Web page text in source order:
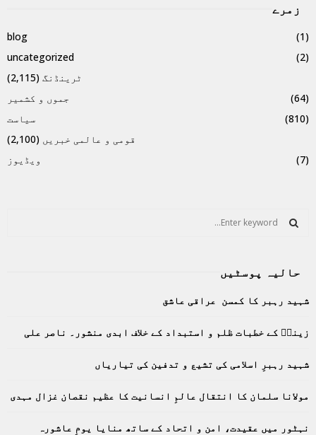
زمرے
blog
(1)
uncategorized
(2)
ٹرینڈنگ (2,115)
جموں و کشمیر
(64)
سیاست
(810)
قومی و عالمی خبریں (2,100)
ویڈیوز
(7)
f
r
E
A
R
C
H
حالیہ پوسٹیں
شہید رہبر کا کمسن عراقی عاشق
زینبؑ کے خطبات ظلم و استبداد کے خلاف ابدی منشور۔ ناصر علی
شہید رہبرِ اسلامی کی تشیع و تدفین کی تیاریاں
مولانا سلمان کا انتقال عالمِ انسانیت کا عظیم نقصان غزال مہدی
نہٹور میں عقیدت، امن و اتحاد کے ساتھ منایا یومِ عاشورہ